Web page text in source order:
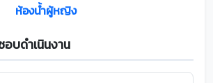
ห้องน้ำผู้หญิง
บดำเนินงาน